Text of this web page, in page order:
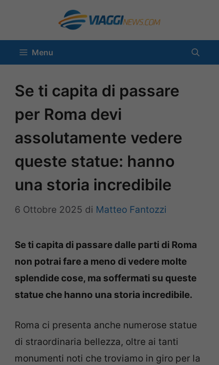
contenuto
Menu
Se ti capita di passare
per Roma devi
assolutamente vedere
queste statue: hanno
una storia incredibile
6 Ottobre 2025 di Matteo Fantozzi
Se ti capita di passare dalle parti di Roma
non potrai fare a meno di vedere molte
splendide cose, ma soffermati su queste
statue che hanno una storia incredibile.
Roma ci presenta anche numerose statue
di straordinaria bellezza, oltre ai tanti
monumenti noti che troviamo in giro per la